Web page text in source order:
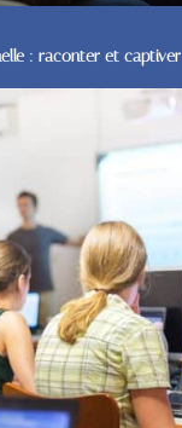
: raconter et captiver